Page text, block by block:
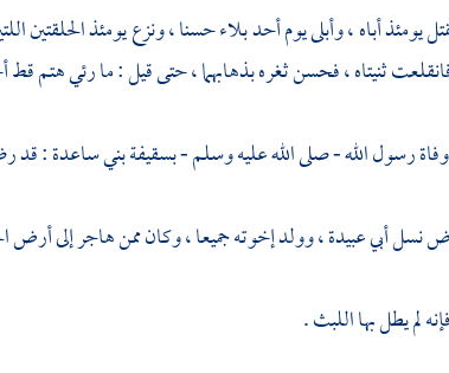
يومئذ أباه ، وأبلى يومأحدبلاء حسنا ، ونزع يومئذ الحلقتين
ثنيتاه ، فحسن ثغره بذهابهما ، حتى قيل : ما رئي هتم
رسول الله - صلى الله عليه وسلم -بسقيفةبني ساعدة: قد
نسلأبي عبيدة ،وولد إخوته جميعا ، وكان ممن هاجر إلى أرض
لم يطل بها اللبث .